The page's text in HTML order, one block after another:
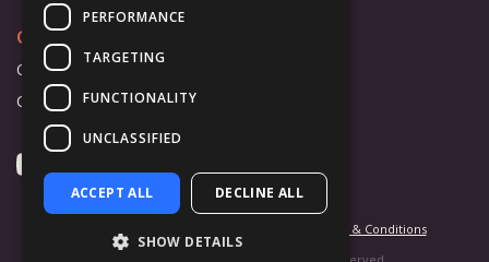
Company
Overview
Contact Us
Terms & Conditions
PERFORMANCE
TARGETING
FUNCTIONALITY
UNCLASSIFIED
ACCEPT ALL DECLINE ALL
SHOW DETAILS